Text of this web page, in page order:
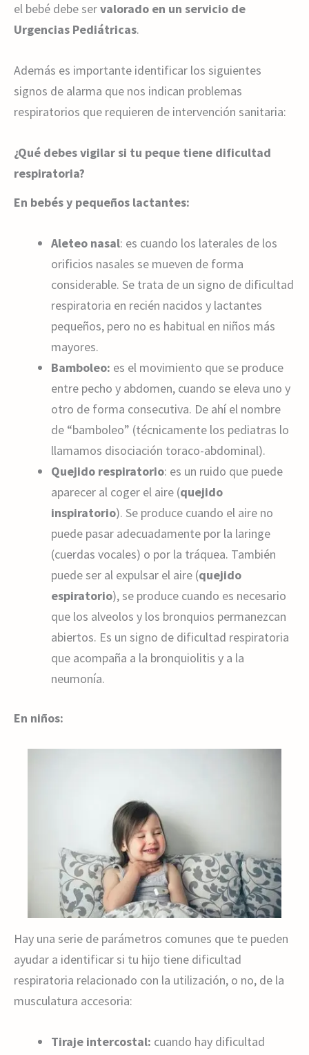
el bebé debe servalorado en un servicio de
Urgencias Pediátricas.
Además es importante identificar los siguientes
signos de alarma que nos indican problemas
respiratorios que requieren de intervención sanitaria:
¿Qué debes vigilar si tu peque tiene dificultad
respiratoria?
En bebés y pequeños lactantes:
Aleteo nasal: es cuando los laterales de los
orificios nasales se mueven de forma
considerable. Se trata de un signo de dificultad
respiratoria en recién nacidos y lactantes
pequeños, pero no es habitual en niños más
mayores.
Bamboleo: es el movimiento que se produce
entre pecho y abdomen, cuando se eleva uno y
otro de forma consecutiva. De ahí el nombre
de “bamboleo” (técnicamente los pediatras lo
llamamos disociación toraco-abdominal).
Quejido respiratorio: es un ruido que puede
aparecer al coger el aire (quejido
inspiratorio). Se produce cuando el aire no
puede pasar adecuadamente por la laringe
(cuerdas vocales) o por la tráquea. También
puede ser al expulsar el aire (quejido
espiratorio), se produce cuando es necesario
que los alveolos y los bronquios permanezcan
abiertos. Es un signo de dificultad respiratoria
que acompaña a la bronquiolitis y a la
neumonía.
En niños:
Hay una serie de parámetros comunes que te pueden
ayudar a identificar si tu hijo tiene dificultad
respiratoria relacionado con la utilización, o no, de la
musculatura accesoria:
Tiraje intercostal: cuando hay dificultad